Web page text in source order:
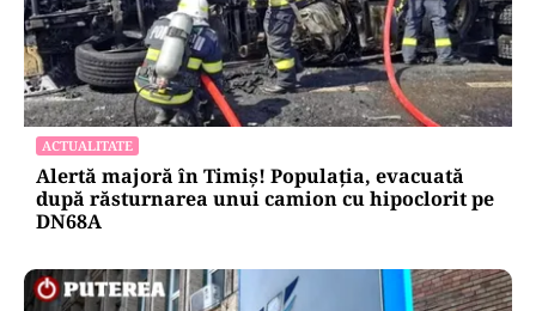
ACTUALITATE
Alertă majoră în Timiș! Populația, evacuată
după răsturnarea unui camion cu hipoclorit pe
DN68A